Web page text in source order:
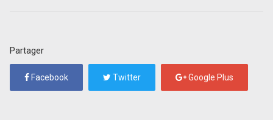
Partager
Facebook Twitter Google Plus